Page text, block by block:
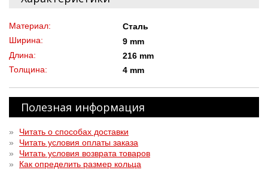
Материал:
Сталь
Ширина:
9 mm
Длина:
216 mm
Толщина:
4 mm
Полезная информация
»
Читать о способах доставки
»
Читать условия оплаты заказа
»
Читать условия возврата товаров
»
Как определить размер кольца